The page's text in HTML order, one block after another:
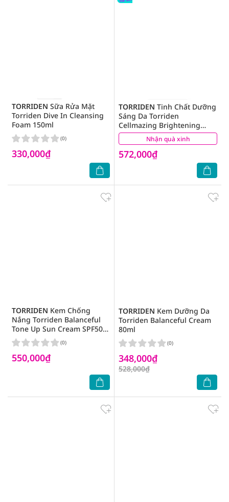
TORRIDEN Sữa Rửa Mặt
Torriden Dive In Cleansing
Foam 150ml
330,000₫
(0) Nhận quà xinh
TORRIDEN Tinh Chất Dưỡng
Sáng Da Torriden
Cellmazing Brightening
Ampoule 30ml
572,000₫
(0)
TORRIDEN Kem Chống
Nắng Torriden Balanceful
Tone Up Sun Cream SPF50+
PA++++ 60ml
550,000₫
(0)
TORRIDEN Kem Dưỡng Da
Torriden Balanceful Cream
80ml
348,000₫
528,000₫
(0)